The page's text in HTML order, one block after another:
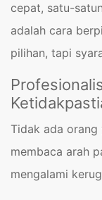
cepat, satu-
adalah cara
pilihan, tapi
Tidak ada orang
membaca arah
mengalami